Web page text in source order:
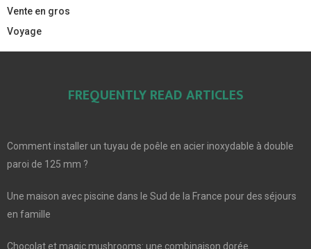
Vente en gros
Voyage
FREQUENTLY READ ARTICLES
Comment installer un tuyau de poêle en acier inoxydable à double
paroi de 125 mm ?
Une maison avec piscine dans le Sud de la France pour des séjours
en famille
Chocolat et magic mushrooms: une combinaison dorée